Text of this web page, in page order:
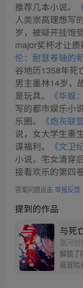
推荐几本小说。
人类崇高理想写
岁，被疑开挂饱
major奖杯才让质
伦：耐瑟卷轴的
谷地历1358年死
男主墨林14岁，
是玩具。
《华娱
写的都市娱乐小
乐圈。
《炮灰联
说，女大学生重
谋福利。
《文卫
小说，宅女清穿
接看欢乐的第四卷
答案问题点击 举报反馈
提到的作品
与死
银河创
解锁了
级冒险